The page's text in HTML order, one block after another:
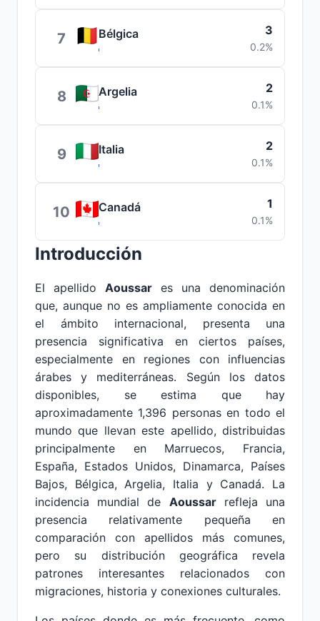
7 Bélgica 3
0.2%
8 Argelia 2
0.1%
9 Italia 2
0.1%
10 Canadá 1
0.1%
Introducción
El apellido Aoussar es una denominación
que, aunque no es ampliamente conocida en
el ámbito internacional, presenta una
presencia significativa en ciertos países,
especialmente en regiones con influencias
árabes y mediterráneas. Según los datos
disponibles, se estima que hay
aproximadamente 1,396 personas en todo el
mundo que llevan este apellido, distribuidas
principalmente en Marruecos, Francia,
España, Estados Unidos, Dinamarca, Países
Bajos, Bélgica, Argelia, Italia y Canadá. La
incidencia mundial de Aoussarrefleja una
presencia relativamente pequeña en
comparación con apellidos más comunes,
pero su distribución geográfica revela
patrones interesantes relacionados con
migraciones, historia y conexiones culturales.